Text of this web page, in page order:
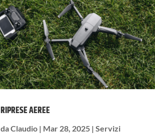
RIPRESE AEREE
daClaudio | Mar 28, 2025 |Servizi